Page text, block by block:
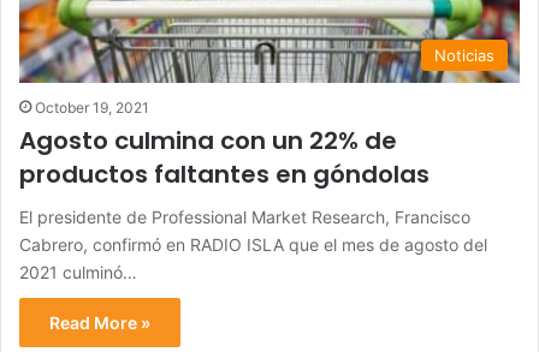
Noticias
October 19, 2021
Agosto culmina con un 22% de
productos faltantes en góndolas
El presidente de Professional Market Research, Francisco
Cabrero, confirmó en RADIO ISLA que el mes de agosto del
2021 culminó…
Read More »